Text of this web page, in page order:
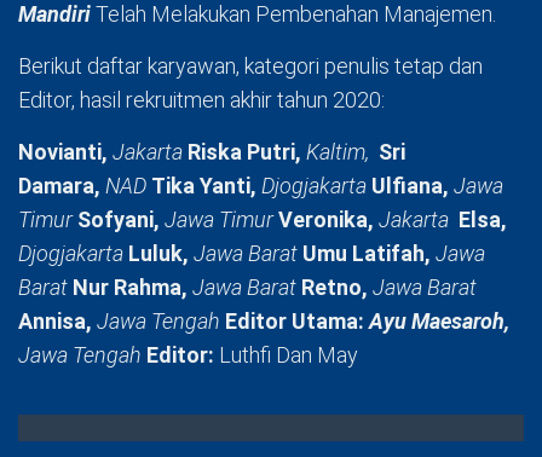
MandiriTelah Melakukan Pembenahan Manajemen.
Berikut daftar karyawan, kategori penulis tetap dan
Editor, hasil rekruitmen akhir tahun 2020:
Novianti, Jakarta Riska Putri, Kaltim, Sri
Damara, NAD Tika Yanti, Djogjakarta Ulfiana, Jawa
TimurSofyani, Jawa TimurVeronika, Jakarta Elsa,
Djogjakarta Luluk, Jawa Barat Umu Latifah, Jawa
Barat Nur Rahma, Jawa Barat Retno, Jawa Barat
Annisa, Jawa Tengah Editor Utama:Ayu Maesaroh,
Jawa Tengah Editor: Luthfi Dan May